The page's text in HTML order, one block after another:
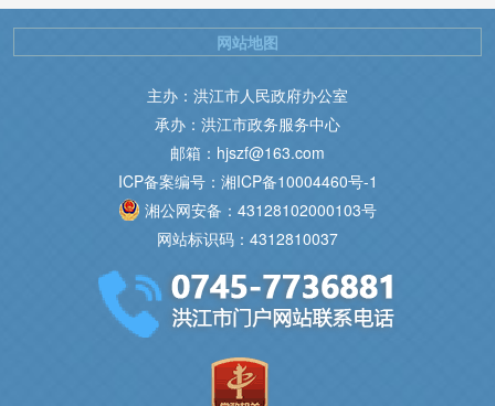
主办：洪江市人民政府办公室
承办：洪江市政务服务中心
邮箱：hjszf@163.com
ICP备案编号：湘ICP备10004460号-1
湘公网安备：43128102000103号
网站标识码：4312810037
网站地图